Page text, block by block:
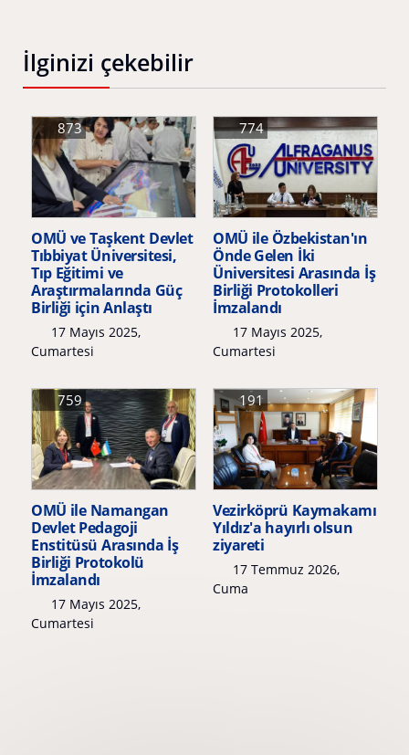
İlginizi çekebilir
OMÜ ve Taşkent Devlet
Tıbbiyat Üniversitesi,
Tıp Eğitimi ve
Araştırmalarında Güç
Birliği için Anlaştı
17 Mayıs 2025,
Cumartesi
873
OMÜ ile Özbekistan'ın
Önde Gelen İki
Üniversitesi Arasında İş
Birliği Protokolleri
İmzalandı
17 Mayıs 2025,
Cumartesi
774
OMÜ ile Namangan
Devlet Pedagoji
Enstitüsü Arasında İş
Birliği Protokolü
İmzalandı
17 Mayıs 2025,
Cumartesi
759
Vezirköprü Kaymakamı
Yıldız'a hayırlı olsun
ziyareti
17 Temmuz 2026,
Cuma
191